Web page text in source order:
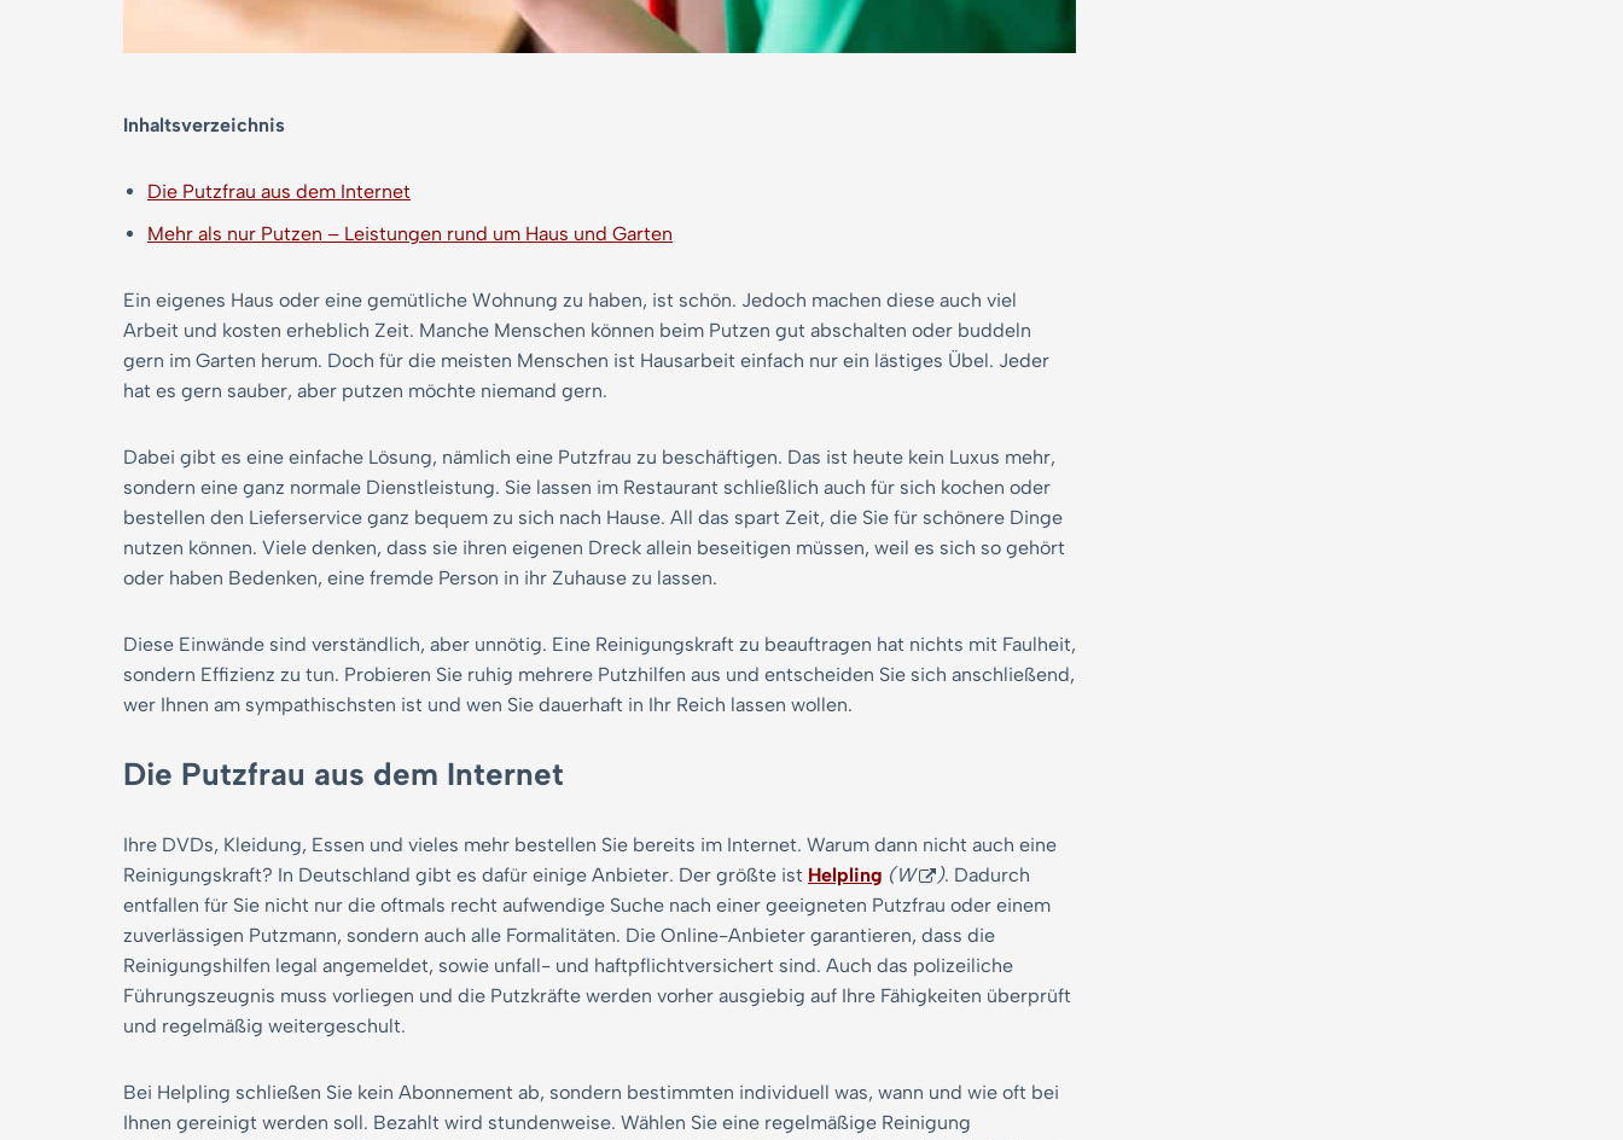
Inhaltsverzeichnis
Die Putzfrau aus dem Internet
Mehr als nur Putzen – Leistungen rund um Haus und Garten
Ein eigenes Haus oder eine gemütliche Wohnung zu haben, ist schön. Jedoch machen diese auch viel
Arbeit und kosten erheblich Zeit. Manche Menschen können beim Putzen gut abschalten oder buddeln
gern im Garten herum. Doch für die meisten Menschen ist Hausarbeit einfach nur ein lästiges Übel. Jeder
hat es gern sauber, aber putzen möchte niemand gern.
Dabei gibt es eine einfache Lösung, nämlich eine Putzfrau zu beschäftigen. Das ist heute kein Luxus mehr,
sondern eine ganz normale Dienstleistung. Sie lassen im Restaurant schließlich auch für sich kochen oder
bestellen den Lieferservice ganz bequem zu sich nach Hause. All das spart Zeit, die Sie für schönere Dinge
nutzen können. Viele denken, dass sie ihren eigenen Dreck allein beseitigen müssen, weil es sich so gehört
oder haben Bedenken, eine fremde Person in ihr Zuhause zu lassen.
Diese Einwände sind verständlich, aber unnötig. Eine Reinigungskraft zu beauftragen hat nichts mit Faulheit,
sondern Effizienz zu tun. Probieren Sie ruhig mehrere Putzhilfen aus und entscheiden Sie sich anschließend,
wer Ihnen am sympathischsten ist und wen Sie dauerhaft in Ihr Reich lassen wollen.
Die Putzfrau aus dem Internet
Ihre DVDs, Kleidung, Essen und vieles mehr bestellen Sie bereits im Internet. Warum dann nicht auch eine
Reinigungskraft? In Deutschland gibt es dafür einige Anbieter. Der größte ist Helpling (W ). Dadurch
entfallen für Sie nicht nur die oftmals recht aufwendige Suche nach einer geeigneten Putzfrau oder einem
zuverlässigen Putzmann, sondern auch alle Formalitäten. Die Online-Anbieter garantieren, dass die
Reinigungshilfen legal angemeldet, sowie unfall- und haftpflichtversichert sind. Auch das polizeiliche
Führungszeugnis muss vorliegen und die Putzkräfte werden vorher ausgiebig auf Ihre Fähigkeiten überprüft
und regelmäßig weitergeschult.
Bei Helpling schließen Sie kein Abonnement ab, sondern bestimmten individuell was, wann und wie oft bei
Ihnen gereinigt werden soll. Bezahlt wird stundenweise. Wählen Sie eine regelmäßige Reinigung